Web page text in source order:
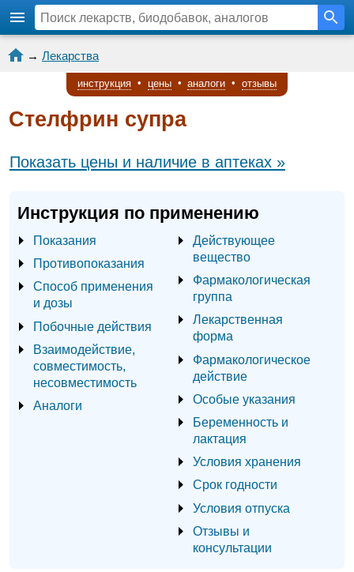
→ Лекарства
инструкция • цены • аналоги • отзывы
Стелфрин супра
Показать цены и наличие в аптеках »
Инструкция по применению
Показания
Противопоказания
Способ применения
и дозы
Побочные действия
Взаимодействие,
совместимость,
несовместимость
Аналоги
Действующее
вещество
Фармакологическая
группа
Лекарственная
форма
Фармакологическое
действие
Особые указания
Беременность и
лактация
Условия хранения
Срок годности
Условия отпуска
Отзывы и
консультации